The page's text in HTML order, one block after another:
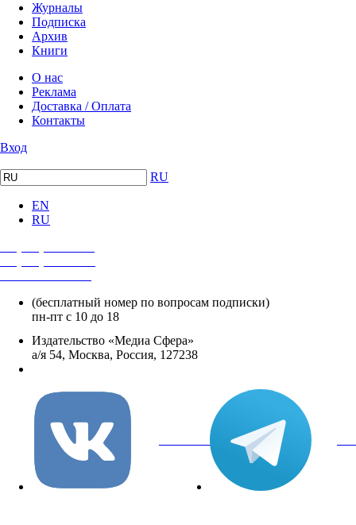
Журналы
Подписка
Архив
Книги
О нас
Реклама
Доставка / Оплата
Контакты
Вход
RU
EN
RU
(бесплатный номер по вопросам подписки)
пн-пт с 10 до 18
Издательство «Медиа Сфера»
а/я 54, Москва, Россия, 127238
вКонтакте